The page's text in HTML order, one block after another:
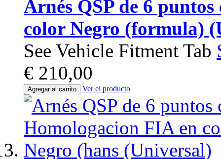
Arnés QSP de 6
color Negro (formula)
See Vehicle Fitment Tab
€ 210,00
Agregar al carrito Ver el producto